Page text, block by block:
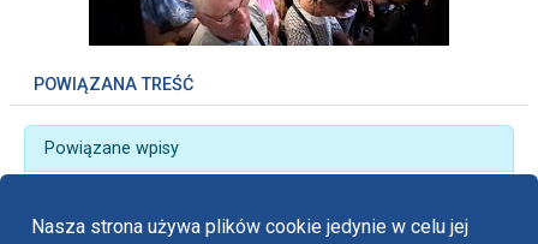
Nasza strona używa plików cookie jedynie w celu jej
POWIĄZANA TREŚĆ
Powiązane wpisy
Ogólnopolska Pielgrzymka Przedsiębiorców